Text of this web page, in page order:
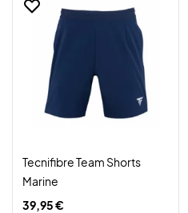
Tecnifibre Team Shorts
Marine
39,95 €